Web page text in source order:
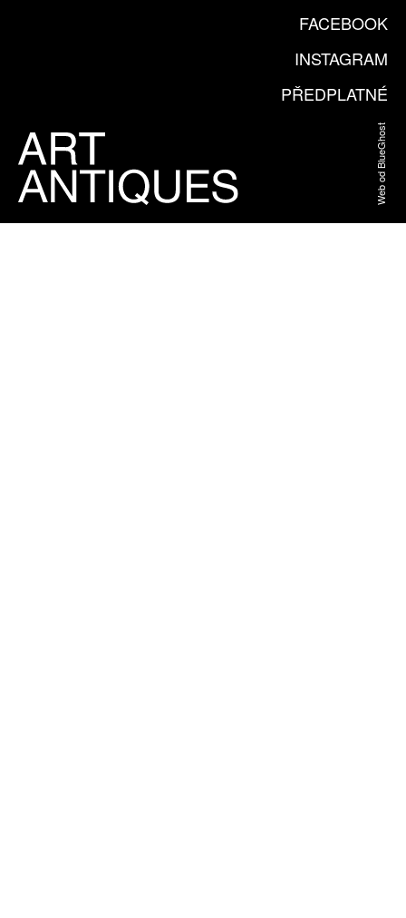
FACEBOOK
INSTAGRAM
PŘEDPLATNÉ
Web od BlueGhost